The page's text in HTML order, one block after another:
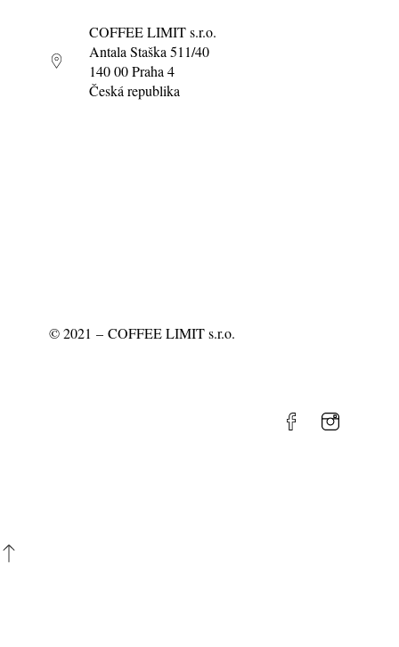
COFFEE LIMIT s.r.o.
Antala Staška 511/40
140 00 Praha 4
Česká republika
©2021 – COFFEE LIMIT s.r.o.